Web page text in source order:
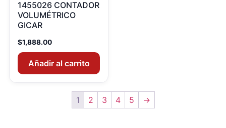
1455026 CONTADOR
VOLUMÉTRICO
GICAR
$1,888.00
Añadir al carrito
1 2 3 4 5 →